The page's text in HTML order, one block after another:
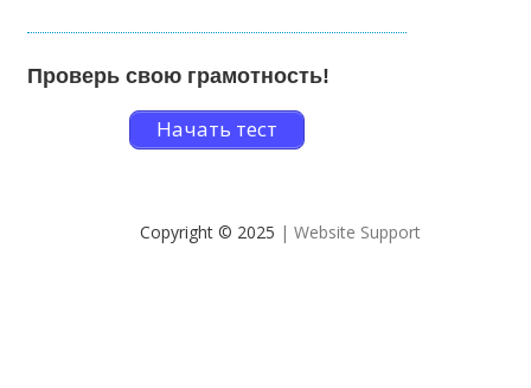
Проверь свою грамотность!
Начать тест
Copyright © 2025 | Website Support